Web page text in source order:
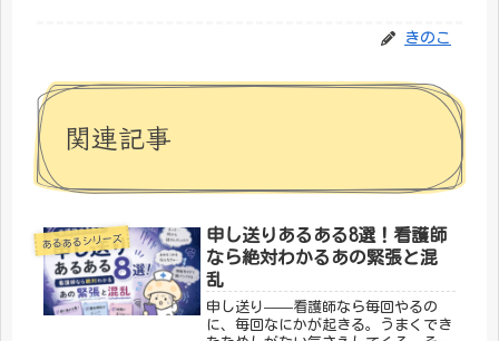
きのこ
関連記事
あるあるシリーズ
申し送りあるある8選！看護師
なら絶対わかるあの緊張と混
乱
申し送り——看護師なら毎回やるの
に、毎回なにかが起きる。うまくでき